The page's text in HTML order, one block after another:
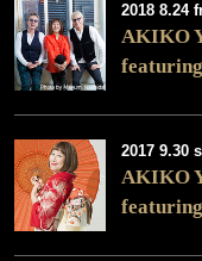
2018 8.24
AKIKO
2017 9.30
AKIKO